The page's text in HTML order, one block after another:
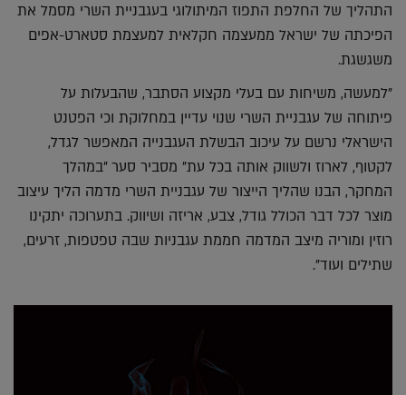
התהליך של החלפת התפוז המיתולוגי בעגבניית השרי מסמל את
הפיכתה של ישראל ממעצמה חקלאית למעצמת סטארט-אפים
משגשגת.
"למעשה, משיחות עם בעלי מקצוע הסתבר, שהבעלות על
פיתוחה של עגבניית השרי שנוי עדיין במחלוקת וכי הפטנט
הישראלי נרשם על עיכוב הבשלת העגבנייה המאפשר לגדל,
לקטוף, לארוז ולשווק אותה בכל עת" מסביר סער "במהלך
המחקר, הבנו שהליך הייצור של עגבניית השרי מדמה הליך עיצוב
מוצר לכל דבר הכולל גודל, צבע, אריזה ושיווק. בתערוכה יתקינו
רוזין ומוריה מיצב המדמה חממת עגבניות שבה טפטפות, זרעים,
שתילים ועוד".